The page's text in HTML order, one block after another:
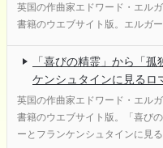
英国の作曲家エドワード・エル
書籍のウエブサイト版。エルガ
「喜びの精霊」から「
ケンシュタインに見るロ
英国の作曲家エドワード・エル
書籍のウエブサイト版。「喜び
ーとフランケンシュタインに見